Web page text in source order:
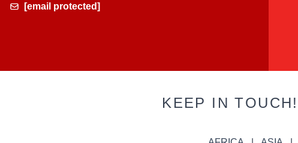
[email protected]
KEEP IN TOUCH!